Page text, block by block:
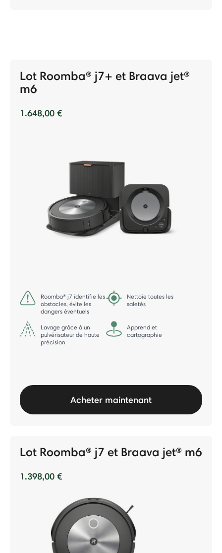
Lot Roomba® j7+ et Braava jet®
m6
1.648,00 €
Roomba® j7 identifie les
obstacles, évite les
dangers éventuels
Nettoie toutes les
saletés
Lavage grâce à un
pulvérisateur de haute
précision
Apprend et
cartographie
Acheter maintenant
Lot Roomba® j7 et Braava jet® m6
1.398,00 €